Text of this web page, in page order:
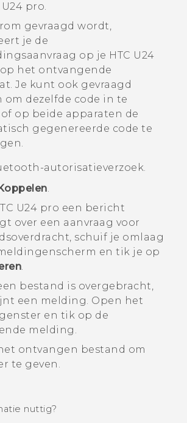
U24 pro.
gevraagd wordt,
je de
op je HTC U24
het ontvangende
Je kunt ook gevraagd
om dezelfde code in te
op beide apparaten de
gegenereerde code te
-autorisatieverzoek.
Koppelen.
U24 pro een bericht
over een aanvraag voor
schuif je omlaag
en tik je op
.
bestand is overgebracht,
een melding. Open het
en tik op de
melding.
ontvangen bestand om
te geven.
nuttig?